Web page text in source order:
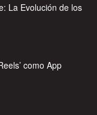
La Evolución de los
como App